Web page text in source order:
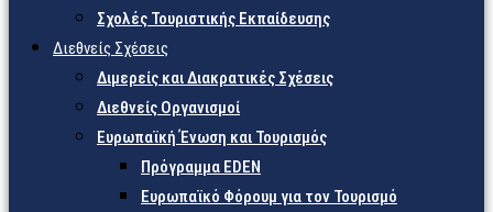
Σχολές Τουριστικής Εκπαίδευσης
Διεθνείς Σχέσεις
Διμερείς και Διακρατικές Σχέσεις
Διεθνείς Οργανισμοί
Ευρωπαϊκή Ένωση και Τουρισμός
Πρόγραμμα EDEN
Ευρωπαϊκό Φόρουμ για τον Τουρισμό